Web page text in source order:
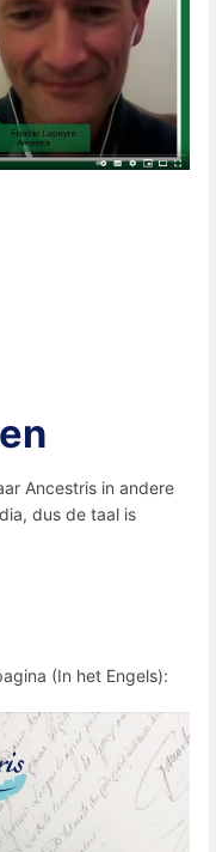
Ancestris in andere
dus de taal is
(In het Engels):